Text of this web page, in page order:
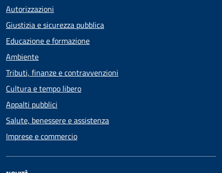
Autorizzazioni
Giustizia e sicurezza pubblica
Educazione e formazione
Ambiente
Tributi, finanze e contravvenzioni
Cultura e tempo libero
Appalti pubblici
Salute, benessere e assistenza
Imprese e commercio